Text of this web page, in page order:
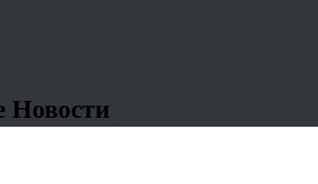
Новости